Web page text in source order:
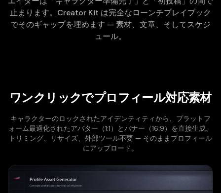
止まります。Creator Kit は完全なローンチプレイブック
でそのギャップを埋めます — 素材、文章、そしてスケジ
ュール。
ワンクリックでプロフィール対応素材
キャラクターのロックされたアイデンティティから、プラットフ
ォーム最適化されたアバター（1:1）とバナー（16:9）を直接生成。
トリミング、リサイズ、外部ツール不要 — そのままプロフィール
にアップロード。